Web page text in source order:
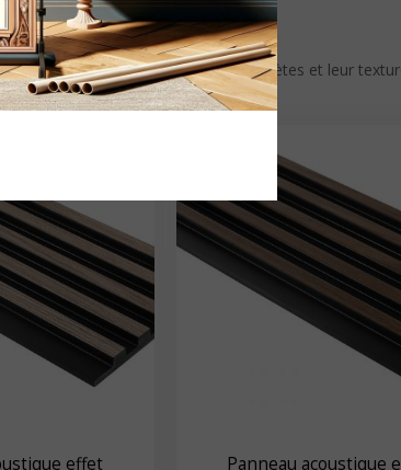
FINS
densité. Grâce à leurs lignes discrètes et leur
effet
Panneau acoustique